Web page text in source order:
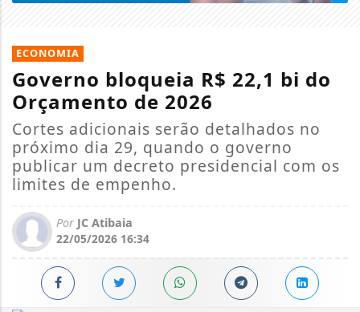
ECONOMIA
Governo bloqueia R$ 22,1 bi do
Orçamento de 2026
Cortes adicionais serão detalhados no
próximo dia 29, quando o governo
publicar um decreto presidencial com os
limites de empenho.
Por JC Atibaia
22/05/2026 16:34